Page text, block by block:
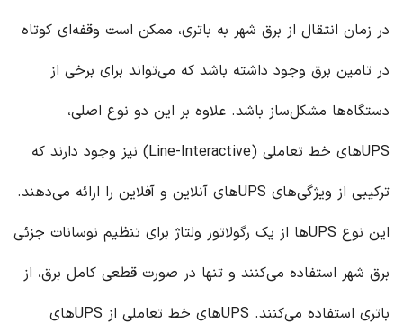
در زمان انتقال از برق شهر به باتری، ممکن است وقفه‌ای کوتاه
در تامین برق وجود داشته باشد که می‌تواند برای برخی از
دستگاه‌ها مشکل‌ساز باشد. علاوه بر این دو نوع اصلی،
UPS‌های خط تعاملی (Line-Interactive) نیز وجود دارند که
ترکیبی از ویژگی‌های UPS‌های آنلاین و آفلاین را ارائه می‌دهند.
این نوع UPS‌ها از یک رگولاتور ولتاژ برای تنظیم نوسانات جزئی
برق شهر استفاده می‌کنند و تنها در صورت قطعی کامل برق، از
باتری استفاده می‌کنند. UPS‌های خط تعاملی از UPS‌های